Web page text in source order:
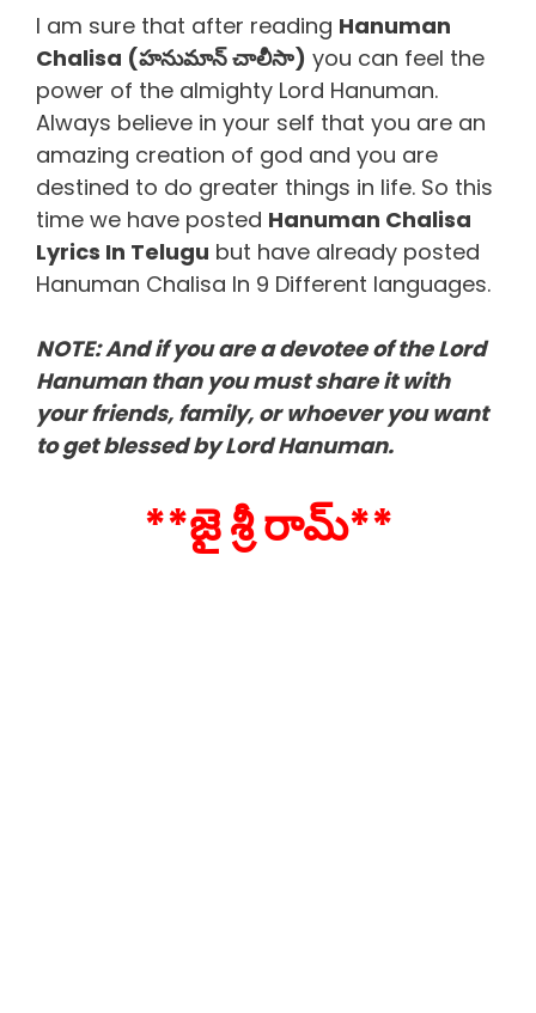
I am sure that after reading Hanuman
Chalisa (హనుమాన్ చాలీసా) you can feel the
power of the almighty Lord Hanuman.
Always believe in your self that you are an
amazing creation of god and you are
destined to do greater things in life. So this
time we have posted Hanuman Chalisa
Lyrics In Telugu but have already posted
Hanuman Chalisa In 9 Different languages.
NOTE: And if you are a devotee of the Lord
Hanuman than you must share it with
your friends, family, or whoever you want
to get blessed by Lord Hanuman.
**జై శ్రీ రామ్**